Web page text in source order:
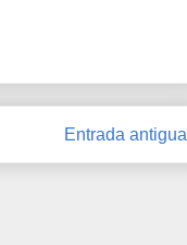
Entrada antigua